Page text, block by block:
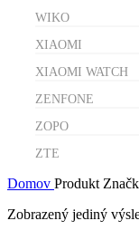
WIKO
XIAOMI
XIAOMI WATCH
ZENFONE
ZOPO
ZTE
Domov Produkt
Zobrazený jediný